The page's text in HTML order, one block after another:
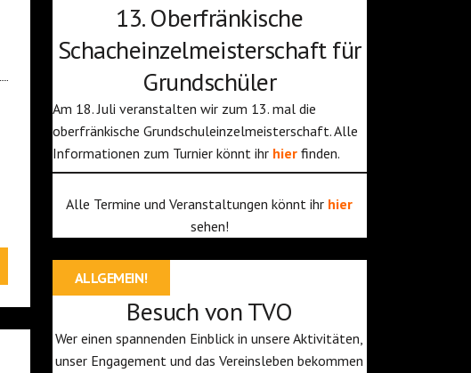
13. Oberfränkische
Schacheinzelmeisterschaft für
Grundschüler
Am 18. Juli veranstalten wir zum 13. mal die
oberfränkische Grundschuleinzelmeisterschaft. Alle
Informationen zum Turnier könnt ihr hier finden.
Alle Termine und Veranstaltungen könnt ihr hier
sehen!
ALLGEMEIN!
Besuch von TVO
Wer einen spannenden Einblick in unsere Aktivitäten,
unser Engagement und das Vereinsleben bekommen